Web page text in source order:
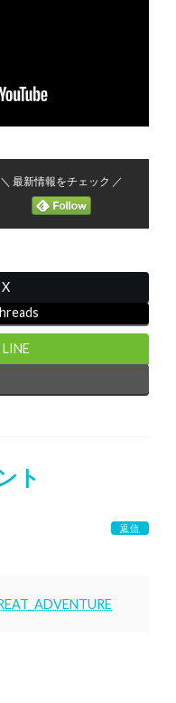
＼ 最新情報をチェック ／
X
LINE
ト
返信